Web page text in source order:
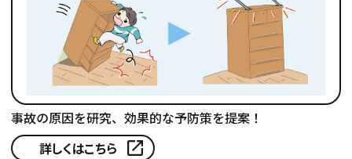
事故の原因を研究、効果的な予防策を提案！
詳しくはこちら